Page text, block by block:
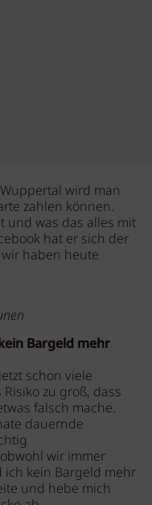
wird man
zahlen können.
und was das alles mit
hat er sich der
haben heute
Bargeld mehr
schon viele
zu groß, dass
falsch mache.
dauernde
wir immer
kein Bargeld mehr
und hebe mich